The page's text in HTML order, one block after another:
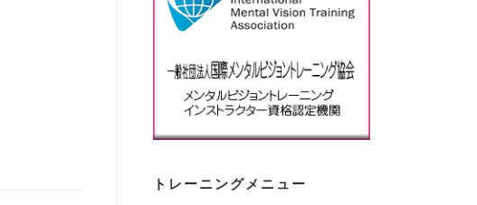
トレーニングメニュー